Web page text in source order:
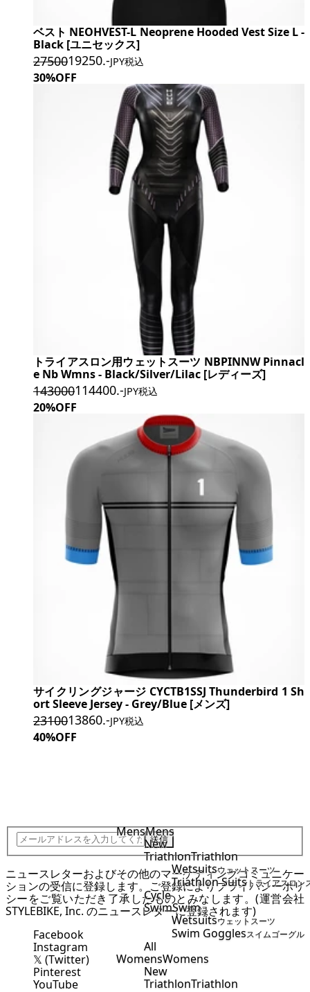
MensMens
New
TriathlonTriathlon
Wetsuitsウェットスーツ
Triathlon Suits トライアスロン
Cycle
SwimSwim
Wetsuitsウェットスーツ
Swim Gogglesスイムゴーグル
All
WomensWomens
New
TriathlonTriathlon
ベスト NEOHVEST-L Neoprene Hooded Vest Size L -
Black [ユニセックス]
2750019250.-JPY税込
30%OFF
トライアスロン用ウェットスーツ NBPINNW Pinnacl
e Nb Wmns - Black/Silver/Lilac [レディーズ]
143000114400.-JPY税込
20%OFF
サイクリングジャージ CYCTB1SSJ Thunderbird 1 Sh
ort Sleeve Jersey - Grey/Blue [メンズ]
2310013860.-JPY税込
40%OFF
送信
ニュースレターおよびその他のマーケティングコミュニケー
ションの受信に登録します。ご登録によりプライバシーポリ
シーをご覧いただき了承したものとみなします。(運営会社
STYLEBIKE, Inc. のニュースレターに登録されます)
Facebook
Instagram
𝕏 (Twitter)
Pinterest
YouTube